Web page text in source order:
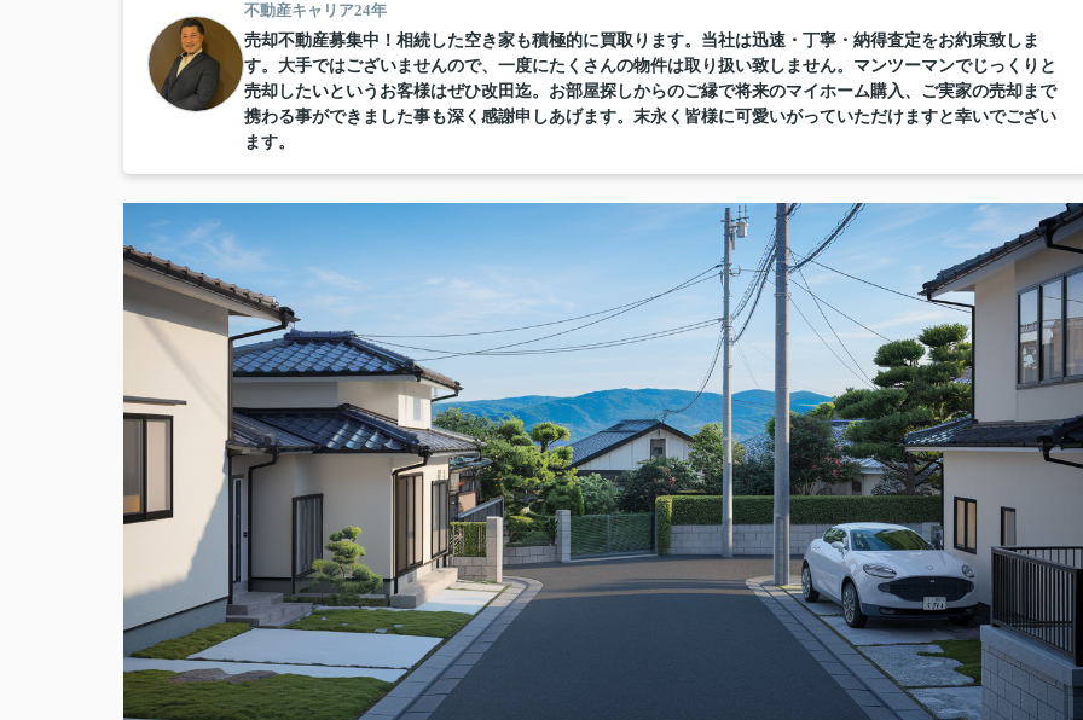
不動産キャリア24年
売却不動産募集中！相続した空き家も積極的に買取ります。当社は迅速・丁寧・納得査定をお約束致しま
す。大手ではございませんので、一度にたくさんの物件は取り扱い致しません。マンツーマンでじっくりと
売却したいというお客様はぜひ改田迄。お部屋探しからのご縁で将来のマイホーム購入、ご実家の売却まで
携わる事ができました事も深く感謝申しあげます。末永く皆様に可愛いがっていただけますと幸いでござい
ます。